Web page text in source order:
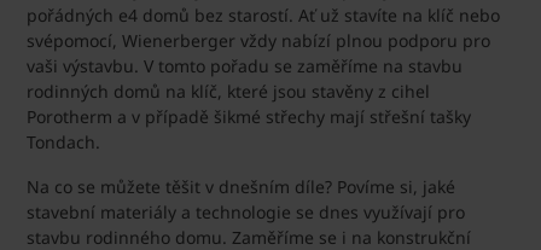
pořádných e4 domů bez starostí. Ať už stavíte na klíč nebo
svépomocí, Wienerberger vždy nabízí plnou podporu pro
vaši výstavbu. V tomto pořadu se zaměříme na stavbu
rodinných domů na klíč, které jsou stavěny z cihel
Porotherm a v případě šikmé střechy mají střešní tašky
Tondach.
Na co se můžete těšit v dnešním díle? Povíme si, jaké
stavební materiály a technologie se dnes využívají pro
stavbu rodinného domu. Zaměříme se i na konstrukční